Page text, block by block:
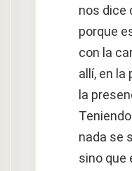
nos dice
porque
con la
allí, en la
la
nada se
sino que